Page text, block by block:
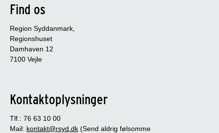
Find os
Region Syddanmark,
Regionshuset
Damhaven 12
7100 Vejle
Kontaktoplysninger
Tlf.: 76 63 10 00
Mail: kontakt@rsyd.dk (Send aldrig følsomme